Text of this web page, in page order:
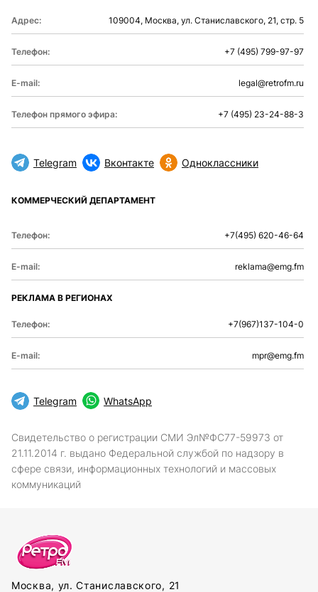
Адрес: 109004, Москва, ул. Станиславского, 21, стр. 5
Телефон: +7 (495) 799-97-97
E-mail: legal@retrofm.ru
Телефон прямого эфира: +7 (495) 23-24-88-3
Telegram Вконтакте Одноклассники
КОММЕРЧЕСКИЙ ДЕПАРТАМЕНТ
Телефон: +7(495) 620-46-64
E-mail: reklama@emg.fm
РЕКЛАМА В РЕГИОНАХ
Телефон: +7(967)137-104-0
E-mail: mpr@emg.fm
Telegram WhatsApp
Свидетельство о регистрации СМИ Эл№ФС77-59973 от
21.11.2014 г. выдано Федеральной службой по надзору в
сфере связи, информационных технологий и массовых
коммуникаций
Москва, ул. Станиславского, 21